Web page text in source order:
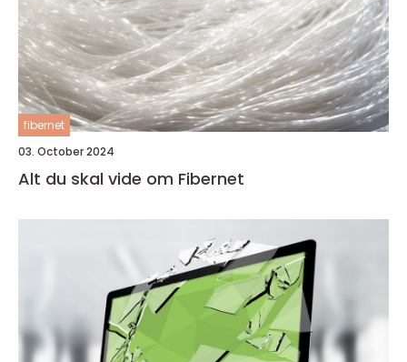
fibernet
03. October 2024
Alt du skal vide om Fibernet